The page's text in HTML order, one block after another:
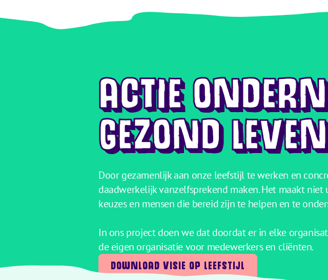
ACTIE
GEZOND LEVEN
Door gezamenlijk aan onze leefstijl te werken en
daadwerkelijk vanzelfsprekend maken. Het maakt
keuzes en mensen die bereid zijn te helpen en te
In ons project doen we dat doordat er in elke
de eigen organisatie voor medewerkers en cliënten.
DOWNLOAD VISIE OP LEEFSTIJL